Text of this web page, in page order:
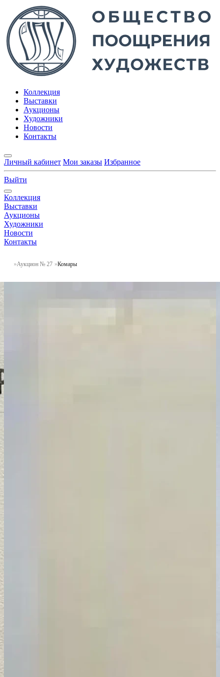
Коллекция
Выставки
Аукционы
Художники
Новости
Контакты
Личный кабинет Мои заказы Избранное
Выйти
Коллекция
Выставки
Аукционы
Художники
Новости
Контакты
Аукцион № 27 Комары